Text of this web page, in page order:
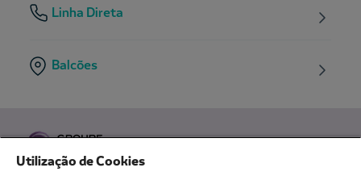
Linha Direta
Balcões
Utilização de Cookies